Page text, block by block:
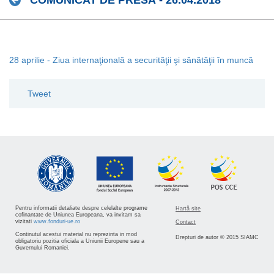
28 aprilie - Ziua internaţională a securităţii şi sănătăţii în muncă
Tweet
Pentru informatii detaliate despre celelalte programe
cofinantate de Uniunea Europeana, va invitam sa
vizitati www.fonduri-ue.ro
Continutul acestui material nu reprezinta in mod
obligatoriu pozitia oficiala a Uniunii Europene sau a
Guvernului Romaniei.
Hartă site
Contact
Drepturi de autor © 2015 SIAMC